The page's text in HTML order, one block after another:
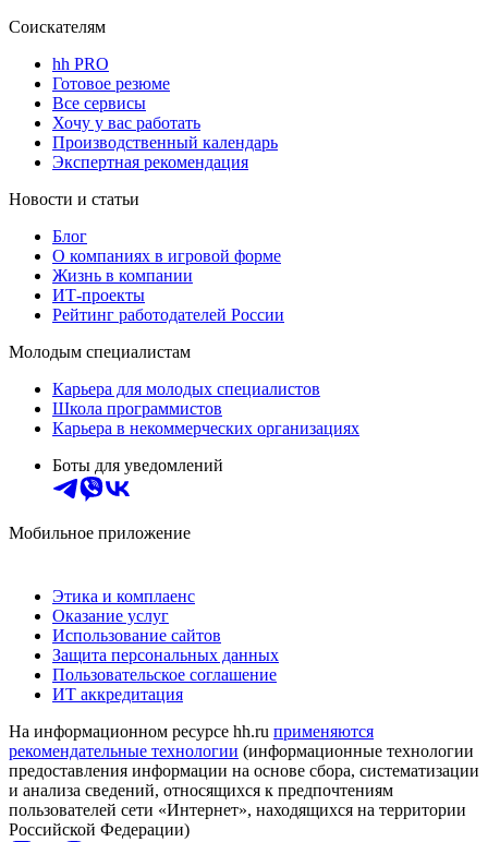
Соискателям
hh PRO
Готовое резюме
Все сервисы
Хочу у вас работать
Производственный календарь
Экспертная рекомендация
Новости и статьи
Блог
О компаниях в игровой форме
Жизнь в компании
ИТ-проекты
Рейтинг работодателей России
Молодым специалистам
Карьера для молодых специалистов
Школа программистов
Карьера в некоммерческих организациях
Боты для уведомлений
Мобильное приложение
Этика и комплаенс
Оказание услуг
Использование сайтов
Защита персональных данных
Пользовательское соглашение
ИТ аккредитация
На информационном ресурсе hh.ru применяются
рекомендательные технологии (информационные технологии
предоставления информации на основе сбора, систематизации
и анализа сведений, относящихся к предпочтениям
пользователей сети «Интернет», находящихся на территории
Российской Федерации)